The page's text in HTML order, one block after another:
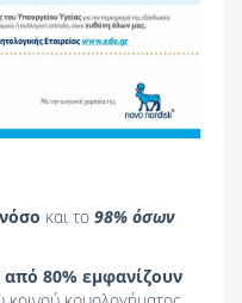
και το 98% όσων
80% εμφανίζουν